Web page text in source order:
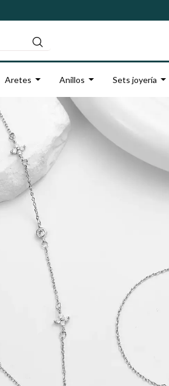
Aretes Anillos Sets joyería